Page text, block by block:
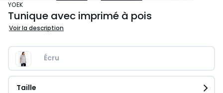
YOEK
Tunique avec imprimé à pois
Voir la description
Écru
Taille